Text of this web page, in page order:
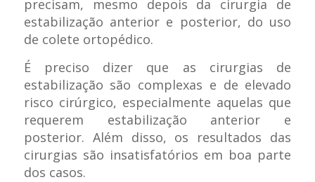
precisam, mesmo depois da cirurgia de
estabilização anterior e posterior, do uso
de colete ortopédico.
É preciso dizer que as cirurgias de
estabilização são complexas e de elevado
risco cirúrgico, especialmente aquelas que
requerem estabilização anterior e
posterior. Além disso, os resultados das
cirurgias são insatisfatórios em boa parte
dos casos.